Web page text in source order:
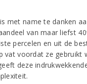
met name te danken
van maar liefst
percelen en uit de
vat voordat ze gebruikt
deze